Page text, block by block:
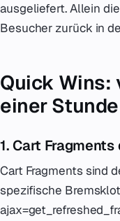
ausgeliefert. Allein
Besucher zurück in
Quick Wins:
einer Stunde
1. Cart Fragments
Cart Fragments sind
spezifische